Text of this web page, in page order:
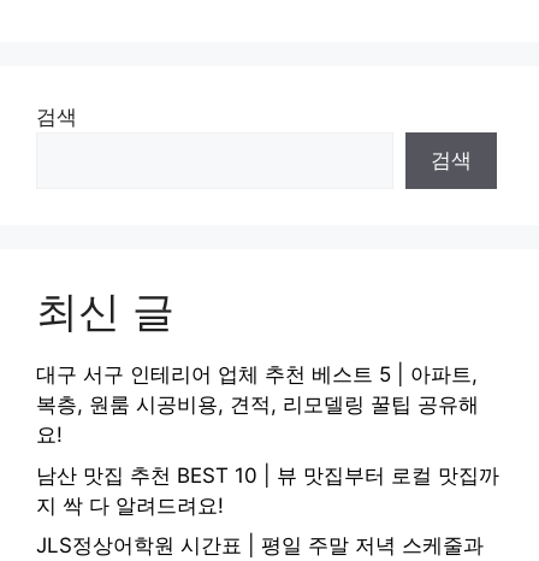
검색
검색
최신 글
대구 서구 인테리어 업체 추천 베스트 5 | 아파트,
복층, 원룸 시공비용, 견적, 리모델링 꿀팁 공유해
요!
남산 맛집 추천 BEST 10 | 뷰 맛집부터 로컬 맛집까
지 싹 다 알려드려요!
JLS정상어학원 시간표 | 평일 주말 저녁 스케줄과